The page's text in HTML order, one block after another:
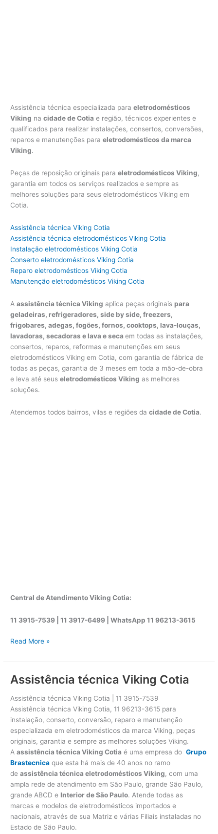
Assistência técnica especializada paraeletrodomésticos
Viking nacidade de Cotia e região, técnicos experientes e
qualificados para realizar instalações, consertos, conversões,
reparos e manutenções paraeletrodomésticos da marca
Viking.
Peças de reposição originais paraeletrodomésticos Viking,
garantia em todos os serviços realizados e sempre as
melhores soluções para seus eletrodomésticos Viking em
Cotia.
Assistência técnica Viking Cotia
Assistência técnica eletrodomésticos Viking Cotia
Instalação eletrodomésticos Viking Cotia
Conserto eletrodomésticos Viking Cotia
Reparo eletrodomésticos Viking Cotia
Manutenção eletrodomésticos Viking Cotia
Aassistência técnica Viking aplica peças originais para
geladeiras, refrigeradores, side by side, freezers,
frigobares, adegas, fogões, fornos, cooktops, lava-louças,
lavadoras, secadoras e lava e secaem todas as instalações,
consertos, reparos, reformas e manutenções em seus
eletrodomésticos Viking em Cotia, com garantia de fábrica de
todas as peças, garantia de 3 meses em toda a mão-de-obra
e leva até seuseletrodomésticos Viking as melhores
soluções.
Atendemos todos bairros, vilas e regiões dacidade de Cotia.
Central de Atendimento Viking Cotia:
11 3915-7539 | 11 3917-6499 |WhatsApp11 96213-3615
A
s
s
t
ê
n
a
t
é
a
Read More »
Assistência técnica Viking Cotia
Assistência técnica Viking Cotia | 11 3915-7539
Assistência técnica Viking Cotia, 11 96213-3615 para
instalação, conserto, conversão, reparo e manutenção
especializada em eletrodomésticos da marca Viking, peças
originais, garantia e sempre as melhores soluções Viking.
Aassistência técnica Viking Cotia é uma empresa doGrupo
Brastecnica que esta há mais de 40 anos no ramo
deassistência técnica eletrodomésticos Viking, com uma
ampla rede de atendimento em São Paulo, grande São Paulo,
grande ABCD e Interior de São Paulo. Atende todas as
marcas e modelos de eletrodomésticos importados e
nacionais, através de sua Matriz e várias Filiais instaladas no
Estado de São Paulo.